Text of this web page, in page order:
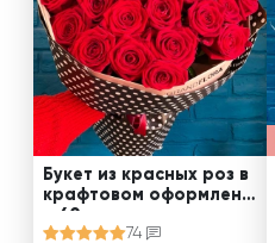
Букет из красных роз в
крафтовом оформлени
и 60 см
74